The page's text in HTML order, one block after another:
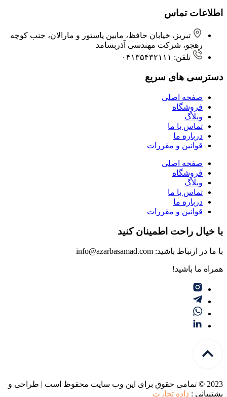
اطلاعات تماس
تبریز، خیابان حافظ، مابین پاستور و مارالان، جنب کوچه
رهجو، شرکت مهندسی آذربسامد
تلفن: ۰۴۱۳۵۴۳۲۱۱۱
دسترسی های سریع
صفحه اصلی
فروشگاه
وبلاگ
تماس با ما
درباره ما
قوانین و مقررات
صفحه اصلی
فروشگاه
وبلاگ
تماس با ما
درباره ما
قوانین و مقررات
با خیال راحت اطمینان کنید
با ما در ارتباط باشید: info@azarbasamad.com
همراه ما باشید!
2023 © تمامی حقوق برای این وب سایت محفوظ است | طراحی و
پشتیبانی : داده تجارت